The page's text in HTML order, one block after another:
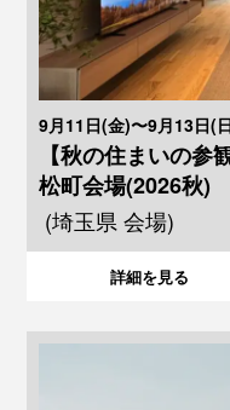
9月11日(金)〜9月13日(
【秋の住まいの
松町会場(2026秋)
(埼玉県 会場)
詳細を見る